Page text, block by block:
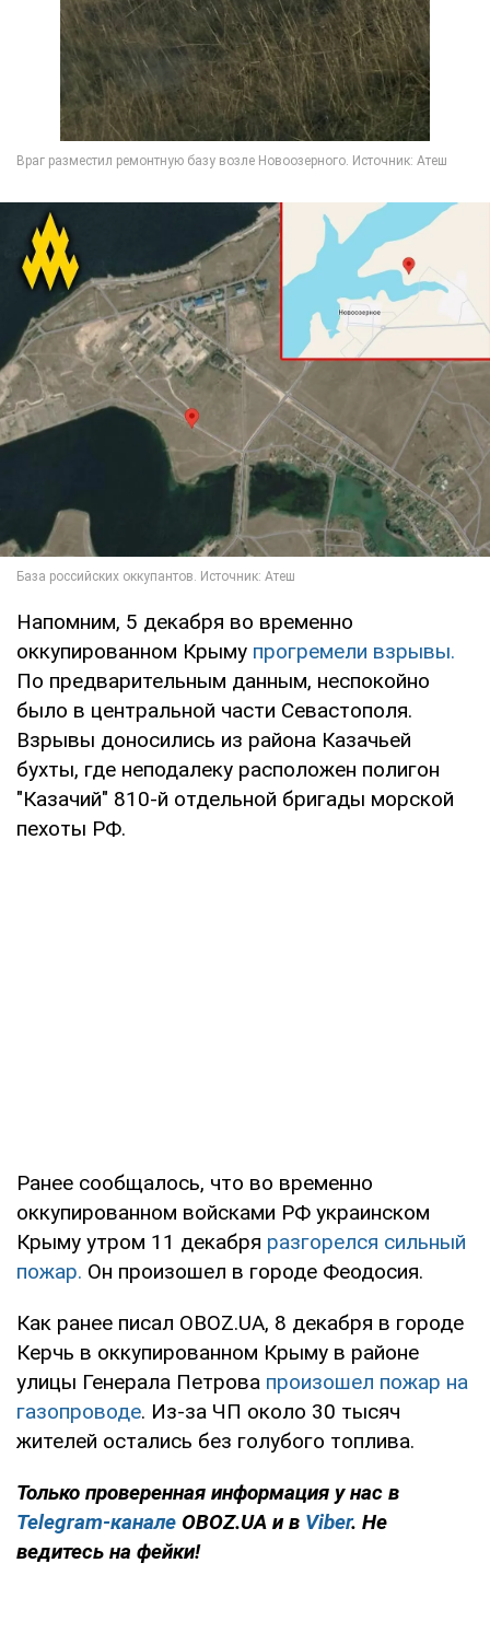
Напомним, 5 декабря во временно
оккупированном Крыму прогремели взрывы.
По предварительным данным, неспокойно
было в центральной части Севастополя.
Взрывы доносились из района Казачьей
бухты, где неподалеку расположен полигон
"Казачий" 810-й отдельной бригады морской
пехоты РФ.
Ранее сообщалось, что во временно
оккупированном войсками РФ украинском
Крыму утром 11 декабря разгорелся сильный
пожар. Он произошел в городе Феодосия.
Как ранее писал OBOZ.UA, 8 декабря в городе
Керчь в оккупированном Крыму в районе
улицы Генерала Петрова произошел пожар на
газопроводе. Из-за ЧП около 30 тысяч
жителей остались без голубого топлива.
Только проверенная информация у нас в
Telegram-канале OBOZ.UA и в Viber. Не
ведитесь на фейки!